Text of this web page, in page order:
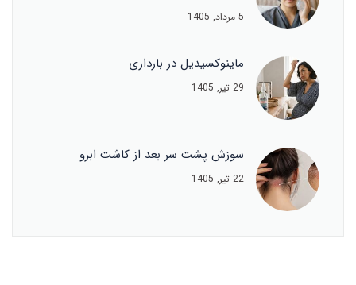
5 مرداد, 1405
ماینوکسیدیل در بارداری
29 تیر, 1405
سوزش پشت سر بعد از کاشت ابرو
22 تیر, 1405